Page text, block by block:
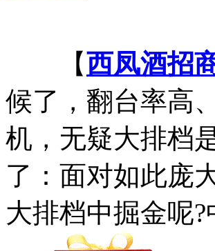
【西凤酒招
候了，翻台率高
机，无疑大排档
了：面对如此庞
大排档中掘金呢